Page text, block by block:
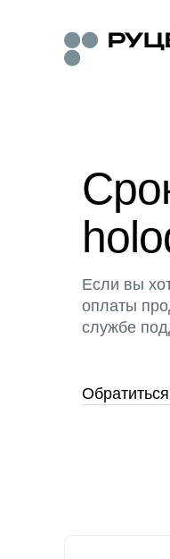
Если вы
оплаты
службе